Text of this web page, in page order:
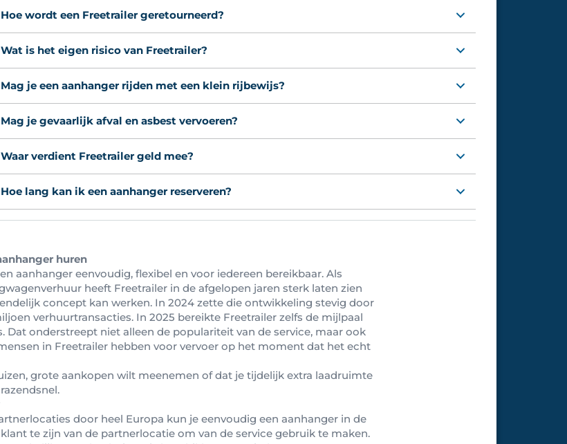
Hoe wordt een Freetrailer geretourneerd?
Wat is het eigen risico van Freetrailer?
Mag je een aanhanger rijden met een klein rijbewijs?
Mag je gevaarlijk afval en asbest vervoeren?
Waar verdient Freetrailer geld mee?
Hoe lang kan ik een aanhanger reserveren?
huren
aanhanger eenvoudig, flexibel en voor iedereen bereikbaar. Als
heeft Freetrailer in de afgelopen jaren sterk laten zien
concept kan werken. In 2024 zette die ontwikkeling stevig door
verhuurtransacties. In 2025 bereikte Freetrailer zelfs de mijlpaal
Dat onderstreept niet alleen de populariteit van de service, maar ook
in Freetrailer hebben voor vervoer op het moment dat het echt
grote aankopen wilt meenemen of dat je tijdelijk extra laadruimte
door heel Europa kun je eenvoudig een aanhanger in de
te zijn van de partnerlocatie om van de service gebruik te maken.